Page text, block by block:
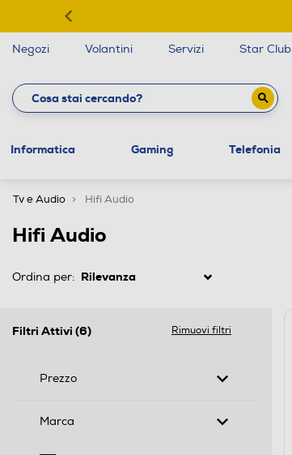
Negozi Volantini Servizi Star Club
Informatica Gaming Telefonia
Tv e Audio Hifi Audio
Hifi Audio
Ordina per:
Filtri Attivi (6) Rimuovi filtri
Prezzo
Marca